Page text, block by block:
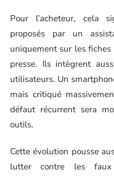
Pour l’acheteur, cela
proposés par un
uniquement sur les
presse. Ils intègrent
utilisateurs. Un
mais critiqué
défaut récurrent sera
outils.
Cette évolution pousse
lutter contre les faux